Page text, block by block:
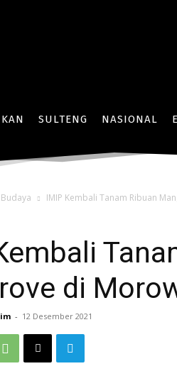
SULTENG NASIONAL
IMIP Kembali Tanam Ribuan
di
- 12 Desember 2021